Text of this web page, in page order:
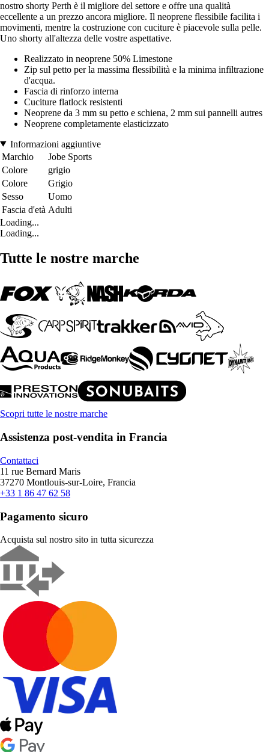
nostro shorty Perth è il migliore del settore e offre una qualità
eccellente a un prezzo ancora migliore. Il neoprene flessibile facilita i
movimenti, mentre la costruzione con cuciture è piacevole sulla pelle.
Uno shorty all'altezza delle vostre aspettative.
Realizzato in neoprene 50% Limestone
Zip sul petto per la massima flessibilità e la minima infiltrazione
d'acqua.
Fascia di rinforzo interna
Cuciture flatlock resistenti
Neoprene da 3 mm su petto e schiena, 2 mm sui pannelli autres
Neoprene completamente elasticizzato
Informazioni aggiuntive
Marchio
Jobe Sports
Colore
grigio
Colore
Grigio
Sesso
Uomo
Fascia d'età Adulti
Loading...
Loading...
Tutte le nostre marche
Scopri tutte le nostre marche
Assistenza post-vendita in Francia
Contattaci
11 rue Bernard Maris
37270 Montlouis-sur-Loire, Francia
+33 1 86 47 62 58
Pagamento sicuro
Acquista sul nostro sito in tutta sicurezza